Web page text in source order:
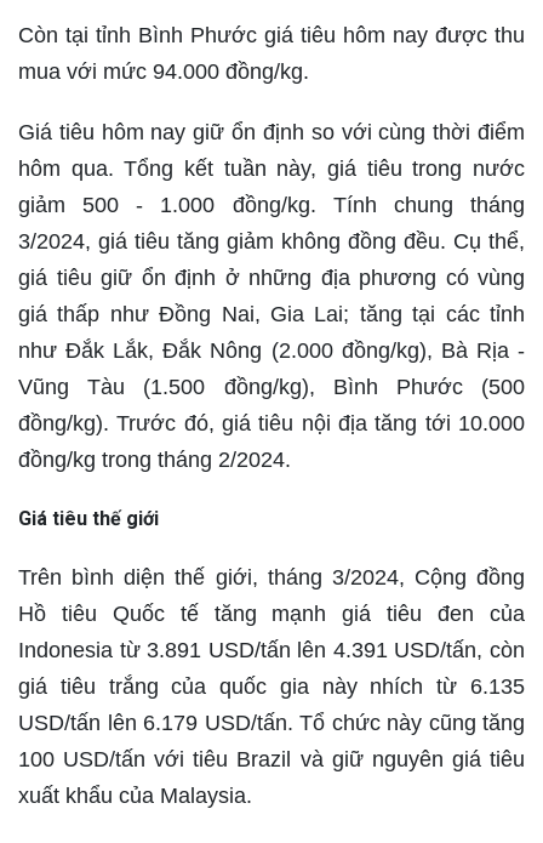
Còn tại tỉnh Bình Phước giá tiêu hôm nay được thu
mua với mức 94.000 đồng/kg.
Giá tiêu hôm nay giữ ổn định so với cùng thời điểm
hôm qua. Tổng kết tuần này, giá tiêu trong nước
giảm 500 - 1.000 đồng/kg. Tính chung tháng
3/2024, giá tiêu tăng giảm không đồng đều. Cụ thể,
giá tiêu giữ ổn định ở những địa phương có vùng
giá thấp như Đồng Nai, Gia Lai; tăng tại các tỉnh
như Đắk Lắk, Đắk Nông (2.000 đồng/kg), Bà Rịa -
Vũng Tàu (1.500 đồng/kg), Bình Phước (500
đồng/kg). Trước đó, giá tiêu nội địa tăng tới 10.000
đồng/kg trong tháng 2/2024.
Giá tiêu thế giới
Trên bình diện thế giới, tháng 3/2024, Cộng đồng
Hồ tiêu Quốc tế tăng mạnh giá tiêu đen của
Indonesia từ 3.891 USD/tấn lên 4.391 USD/tấn, còn
giá tiêu trắng của quốc gia này nhích từ 6.135
USD/tấn lên 6.179 USD/tấn. Tổ chức này cũng tăng
100 USD/tấn với tiêu Brazil và giữ nguyên giá tiêu
xuất khẩu của Malaysia.